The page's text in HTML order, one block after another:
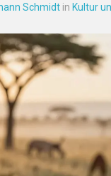
Schmidt in Kultur